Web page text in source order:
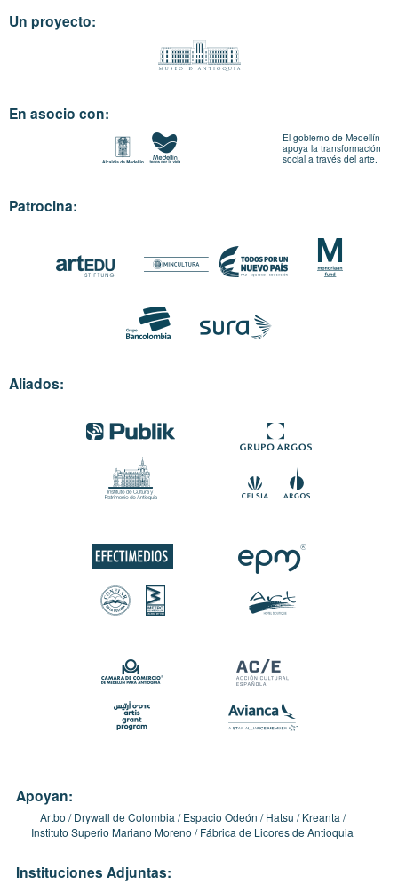
Un proyecto:
En asocio con:
El gobierno de Medellín
apoya la transformación
social a través del arte.
Patrocina:
Aliados:
Apoyan:
Artbo Drywall de Colombia Espacio Odeón Hatsu
Kreanta
Instituto Superio Mariano Moreno
Fábrica de Licores de Antioquia
Instituciones Adjuntas: